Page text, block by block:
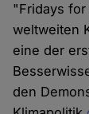
"Fridays
weltweiten
eine der
den